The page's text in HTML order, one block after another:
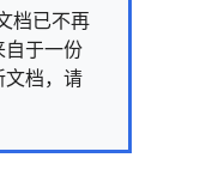
档已不再
自于一份
文档，请